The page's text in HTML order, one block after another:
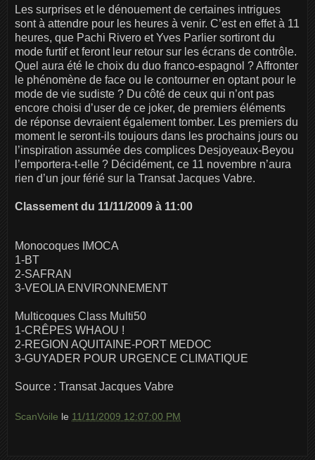
Les surprises et le dénouement de certaines intrigues
sont à attendre pour les heures à venir. C’est en effet à 11
heures, que Pachi Rivero et Yves Parlier sortiront du
mode furtif et feront leur retour sur les écrans de contrôle.
Quel aura été le choix du duo franco-espagnol ? Affronter
le phénomène de face ou le contourner en optant pour le
mode de vie sudiste ? Du côté de ceux qui n’ont pas
encore choisi d’user de ce joker, de premiers éléments
de réponse devraient également tomber. Les premiers du
moment le seront-ils toujours dans les prochains jours ou
l’inspiration assumée des complices Desjoyeaux-Beyou
l’emportera-t-elle ? Décidément, ce 11 novembre n’aura
rien d’un jour férié sur la Transat Jacques Vabre.
Classement du 11/11/2009 à 11:00
Monocoques IMOCA
1-BT
2-SAFRAN
3-VEOLIA ENVIRONNEMENT
Multicoques Class Multi50
1-CRÊPES WHAOU !
2-REGION AQUITAINE-PORT MEDOC
3-GUYADER POUR URGENCE CLIMATIQUE
Source : Transat Jacques Vabre
ScanVoile le 11/11/2009 12:07:00 PM